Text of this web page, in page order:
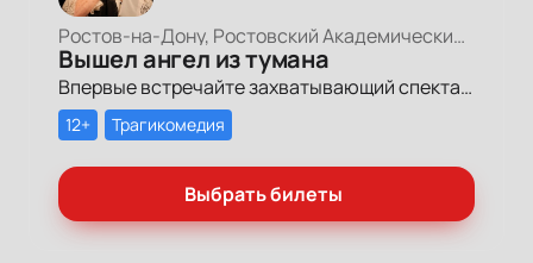
Ростов-на-Дону, Ростовский Академический Театр Драмы, Малая сцена
Вышел ангел из тумана
Впервые встречайте захватывающий спектакль, где смех и слезы смешиваются в одном дыхании, погружая вас в удивительную историю, где каждый образ отражает частичку нашей с вами жизни, семьи и дружбы.
12+ Трагикомедия
Выбрать билеты